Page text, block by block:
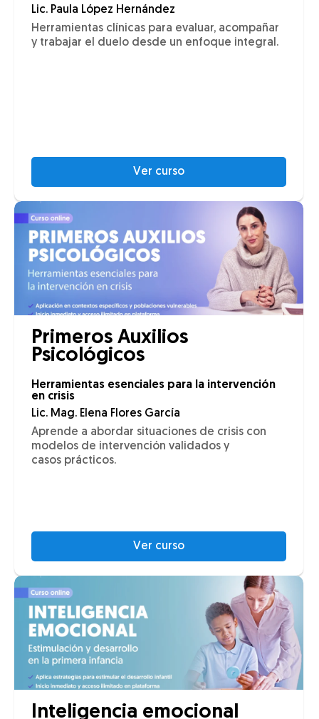
Lic. Paula López Hernández
Herramientas clínicas para evaluar, acompañar
y trabajar el duelo desde un enfoque integral.
Ver curso
Primeros Auxilios
Psicológicos
Herramientas esenciales para la intervención
en crisis
Lic. Mag. Elena Flores García
Aprende a abordar situaciones de crisis con
modelos de intervención validados y
casos prácticos.
Ver curso
Inteligencia emocional